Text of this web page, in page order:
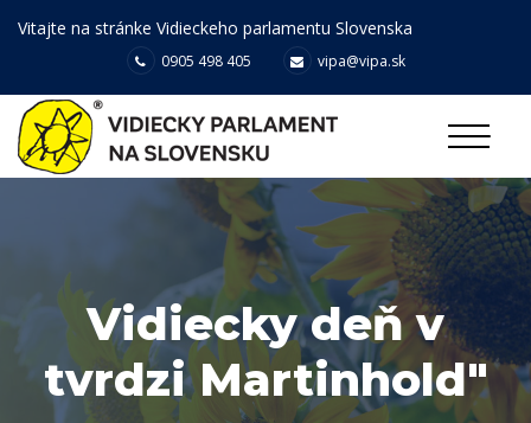
Vitajte na stránke Vidieckeho parlamentu Slovenska
0905 498 405 vipa@vipa.sk
Vidiecky deň v
tvrdzi Martinhold"